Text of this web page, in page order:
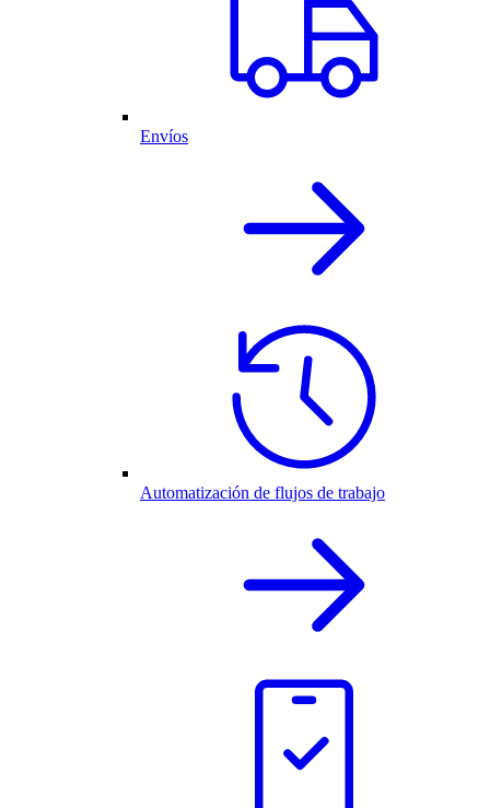
Envíos
Automatización de flujos de trabajo